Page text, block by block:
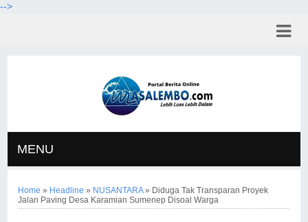
-->
MENU
Home » Headline » NUSANTARA» Diduga Tak Transparan Proyek
Jalan Paving Desa Karamian Sumenep Disoal Warga